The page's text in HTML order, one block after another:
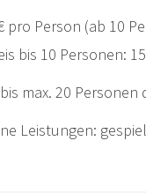
pro Person (ab 10
bis 10 Personen:
max. 20
Leistungen: